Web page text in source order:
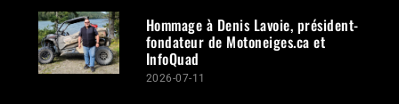
Hommage à Denis Lavoie, président-
fondateur de Motoneiges.ca et
InfoQuad
2026-07-11